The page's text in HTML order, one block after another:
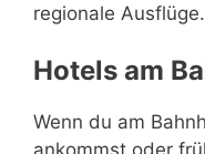
regionale Ausflüge.
Hotels am
Wenn du am
ankommst oder